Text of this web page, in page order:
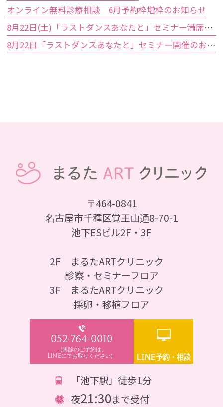
オンライン無料診療相談 6月予約枠増枠のお知らせ
8月22日(土)「ラストダンスあなたと」セミナー満席のお知らせ
8月22日「ラストダンスあなたと」セミナー開催のお知らせ
〒464-0841
名古屋市千種区覚王山通8-70-1
池下ESビル2F・3F
2F まるたARTクリニック
診察・セミナーフロア
3F まるたARTクリニック
採卵・移植フロア
052-764-0010
（再診のご予約は、
LINEにてお取りください） LINE予約・相談
「池下駅」徒歩1分
夜21:30まで受付